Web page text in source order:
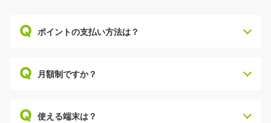
ポイントの支払い方法は？
月額制ですか？
使える端末は？